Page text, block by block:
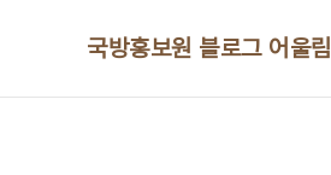
국방홍보원 블로그 어울림